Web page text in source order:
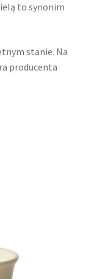
to synonim
stanie. Na
producenta